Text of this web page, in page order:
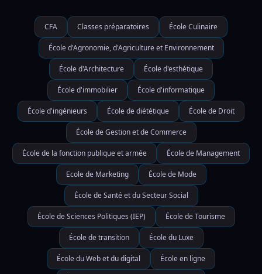
CFA Classes préparatoires École Culinaire
École d'Agronomie, d'Agriculture et Environnement
École d'Architecture École d'esthétique
École d'immobilier École d'informatique
École d'ingénieurs École de diététique École de Droit
École de Gestion et de Commerce
École de la fonction publique et armée École de Management
Ecole de Marketing École de Mode
École de Santé et du Secteur Social
École de Sciences Politiques (IEP) École de Tourisme
École de transition École du Luxe
École du Web et du digital École en ligne